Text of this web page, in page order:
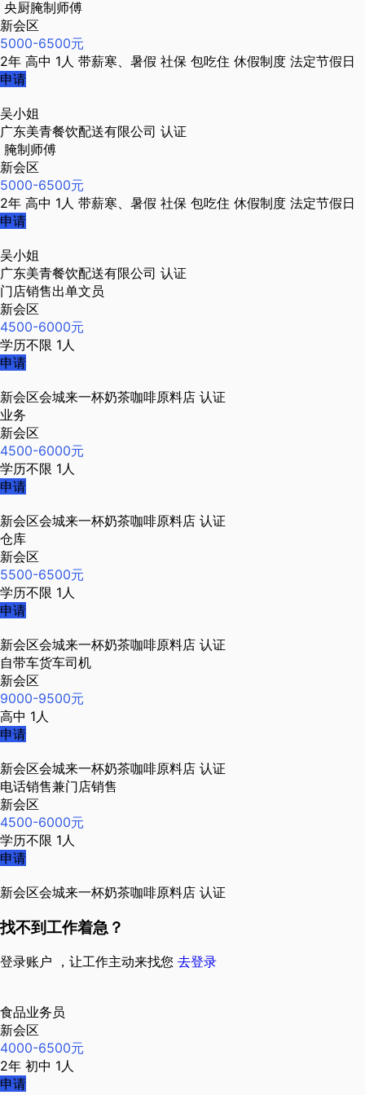
央厨腌制师傅
新会区
5000-6500元
2年 高中 1人 带薪寒、暑假 社保 包吃住 休假制度 法定节假日
申请
吴小姐
广东美青餐饮配送有限公司 认证
腌制师傅
新会区
5000-6500元
2年 高中 1人 带薪寒、暑假 社保 包吃住 休假制度 法定节假日
申请
吴小姐
广东美青餐饮配送有限公司 认证
门店销售出单文员
新会区
4500-6000元
学历不限 1人
申请
新会区会城来一杯奶茶咖啡原料店 认证
业务
新会区
4500-6000元
学历不限 1人
申请
新会区会城来一杯奶茶咖啡原料店 认证
仓库
新会区
5500-6500元
学历不限 1人
申请
新会区会城来一杯奶茶咖啡原料店 认证
自带车货车司机
新会区
9000-9500元
高中 1人
申请
新会区会城来一杯奶茶咖啡原料店 认证
电话销售兼门店销售
新会区
4500-6000元
学历不限 1人
申请
新会区会城来一杯奶茶咖啡原料店 认证
找不到工作着急？
登录账户 ，让工作主动来找您 去登录
食品业务员
新会区
4000-6500元
2年 初中 1人
申请